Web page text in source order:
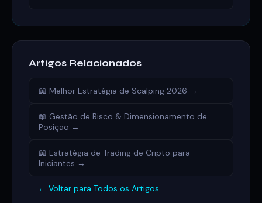
Artigos Relacionados
📖 Melhor Estratégia de Scalping 2026 →
📖 Gestão de Risco & Dimensionamento de
Posição →
📖 Estratégia de Trading de Cripto para
Iniciantes →
← Voltar para Todos os Artigos